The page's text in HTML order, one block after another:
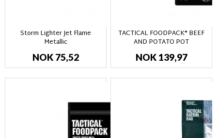
Storm Lighter Jet Flame
Metallic
NOK 75,52
TACTICAL FOODPACK® BEEF
AND POTATO POT
NOK 139,97